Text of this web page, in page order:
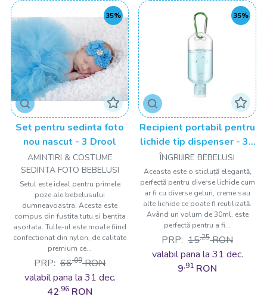
35%
Set pentru sedinta foto
nou nascut - 3 Drool
AMINTIRI & COSTUME
SEDINTA FOTO BEBELUSI
Setul este ideal pentru primele
poze ale bebelusului
dumneavoastra. Acesta este
compus din fustita tutu si bentita
asortata. Tulle-ul este moale fiind
confectionat din nylon, de calitate
premium ce...
PRP: 66,09 RON
valabil pana la 31 dec.
42,96 RON
35%
Recipient portabil pentru
lichide tip dispenser - 30
ml Drool
ÎNGRIJIRE BEBELUSI
Aceasta este o sticluță elegantă,
perfectă pentru diverse lichide cum
ar fi cu diverse geluri, creme sau
alte lichide ce poate fi reutilizată.
Având un volum de 30ml, este
perfectă pentru a fi...
PRP: 15,25 RON
valabil pana la 31 dec.
9,91 RON